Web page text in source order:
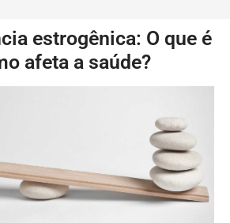
estrogênica: O que é
afeta a saúde?